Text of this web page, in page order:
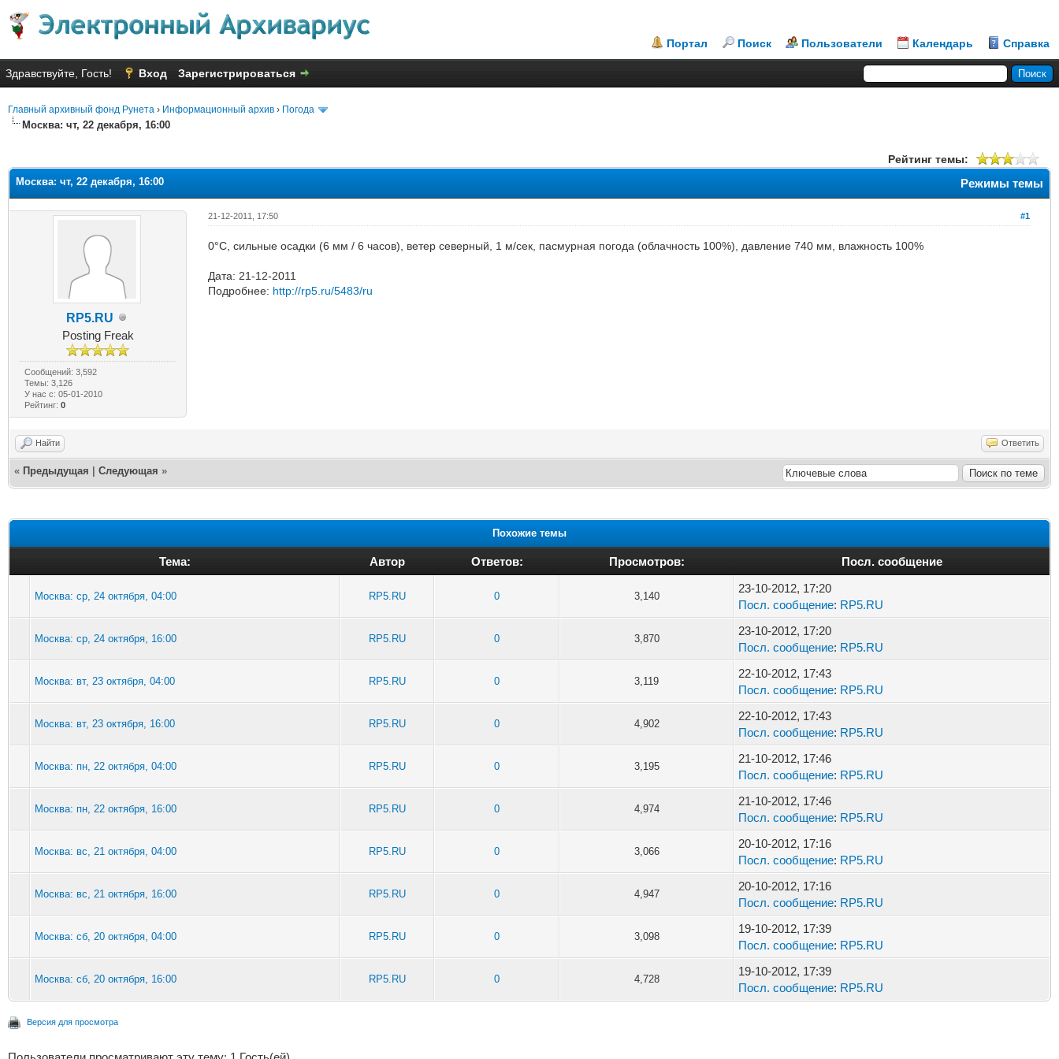
Портал Поиск Пользователи Календарь Справка
Здравствуйте, Гость! Вход Зарегистрироваться
Главный архивный фонд Рунета › Информационный архив › Погода
Москва: чт, 22 декабря, 16:00
Рейтинг темы:
Режимы темы
Москва: чт, 22 декабря, 16:00
RP5.RU
Posting Freak
Сообщений: 3,592
Темы: 3,126
У нас с: 05-01-2010
Рейтинг:0
#1
21-12-2011, 17:50
0°C, сильные осадки (6 мм / 6 часов), ветер северный, 1 м/сек, пасмурная погода (облачность 100%), давление 740 мм, влажность 100%
Дата: 21-12-2011
Подробнее: http://rp5.ru/5483/ru
Найти Ответить
« Предыдущая Следующая »
Похожие темы
Тема: Автор Ответов: Просмотров: Посл. сообщение
Москва: ср, 24 октября, 04:00 RP5.RU 0 3,140
23-10-2012, 17:20
Посл. сообщение: RP5.RU
Москва: ср, 24 октября, 16:00 RP5.RU 0 3,870
23-10-2012, 17:20
Посл. сообщение: RP5.RU
Москва: вт, 23 октября, 04:00 RP5.RU 0 3,119
22-10-2012, 17:43
Посл. сообщение: RP5.RU
Москва: вт, 23 октября, 16:00 RP5.RU 0 4,902
22-10-2012, 17:43
Посл. сообщение: RP5.RU
Москва: пн, 22 октября, 04:00 RP5.RU 0 3,195
21-10-2012, 17:46
Посл. сообщение: RP5.RU
Москва: пн, 22 октября, 16:00 RP5.RU 0 4,974
21-10-2012, 17:46
Посл. сообщение: RP5.RU
Москва: вс, 21 октября, 04:00 RP5.RU 0 3,066
20-10-2012, 17:16
Посл. сообщение: RP5.RU
Москва: вс, 21 октября, 16:00 RP5.RU 0 4,947
20-10-2012, 17:16
Посл. сообщение: RP5.RU
Москва: сб, 20 октября, 04:00 RP5.RU 0 3,098
19-10-2012, 17:39
Посл. сообщение: RP5.RU
Москва: сб, 20 октября, 16:00 RP5.RU 0 4,728
19-10-2012, 17:39
Посл. сообщение: RP5.RU
Версия для просмотра